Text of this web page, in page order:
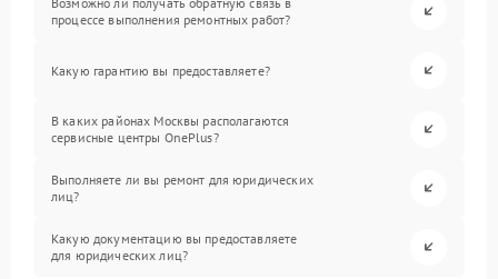
процессе выполнения ремонтных работ?
Какую гарантию вы предоставляете?
В каких районах Москвы располагаются
сервисные центры OnePlus?
Выполняете ли вы ремонт для юридических
лиц?
Какую документацию вы предоставляете
для юридических лиц?